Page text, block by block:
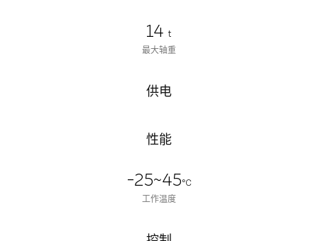
14 t
最大轴重
供电
性能
-25~45℃
工作温度